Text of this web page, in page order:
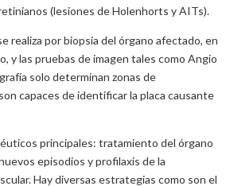
(lesiones de Holenhorts y AITs).
realiza por biopsia del órgano afectado, en
y las pruebas de imagen tales como Angio
solo determinan zonas de
capaces de identificar la placa causante
principales: tratamiento del órgano
episodios y profilaxis de la
Hay diversas estrategias como son el